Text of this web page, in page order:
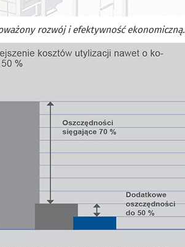
rozwój i efektywność ekonomiczną.